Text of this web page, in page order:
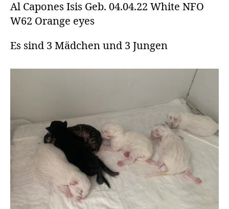
Al Capones Isis Geb. 04.04.22 White NFO
W62 Orange eyes
Es sind 3 Mädchen und 3 Jungen